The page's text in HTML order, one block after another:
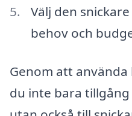
Välj den
behov och
Genom att
du inte bara